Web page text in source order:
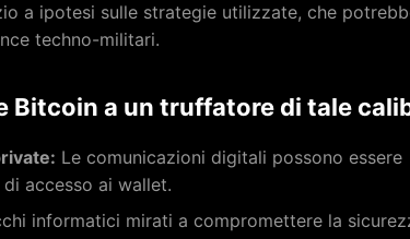
a ipotesi sulle strategie utilizzate, che
techno-militari.
Bitcoin a un truffatore di tale
Le comunicazioni digitali possono essere
accesso ai wallet.
informatici mirati a compromettere la